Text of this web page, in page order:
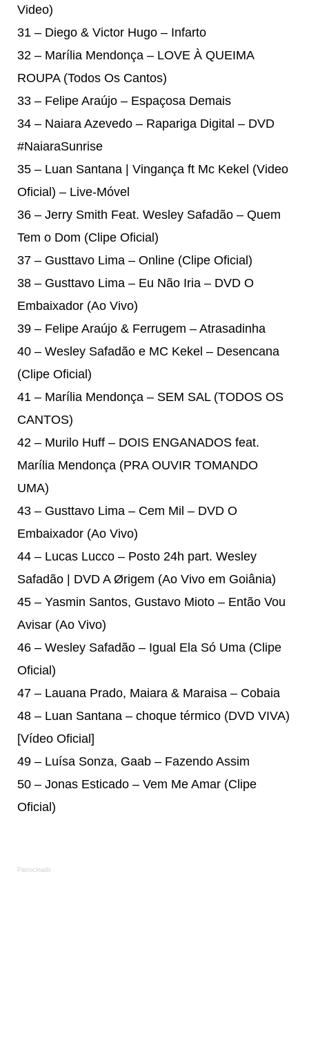
Video)
31 – Diego & Victor Hugo – Infarto
32 – Marília Mendonça – LOVE À QUEIMA
ROUPA (Todos Os Cantos)
33 – Felipe Araújo – Espaçosa Demais
34 – Naiara Azevedo – Rapariga Digital – DVD
#NaiaraSunrise
35 – Luan Santana | Vingança ft Mc Kekel (Video
Oficial) – Live-Móvel
36 – Jerry Smith Feat. Wesley Safadão – Quem
Tem o Dom (Clipe Oficial)
37 – Gusttavo Lima – Online (Clipe Oficial)
38 – Gusttavo Lima – Eu Não Iria – DVD O
Embaixador (Ao Vivo)
39 – Felipe Araújo & Ferrugem – Atrasadinha
40 – Wesley Safadão e MC Kekel – Desencana
(Clipe Oficial)
41 – Marília Mendonça – SEM SAL (TODOS OS
CANTOS)
42 – Murilo Huff – DOIS ENGANADOS feat.
Marília Mendonça (PRA OUVIR TOMANDO
UMA)
43 – Gusttavo Lima – Cem Mil – DVD O
Embaixador (Ao Vivo)
44 – Lucas Lucco – Posto 24h part. Wesley
Safadão | DVD A Ørigem (Ao Vivo em Goiânia)
45 – Yasmin Santos, Gustavo Mioto – Então Vou
Avisar (Ao Vivo)
46 – Wesley Safadão – Igual Ela Só Uma (Clipe
Oficial)
47 – Lauana Prado, Maiara & Maraisa – Cobaia
48 – Luan Santana – choque térmico (DVD VIVA)
[Vídeo Oficial]
49 – Luísa Sonza, Gaab – Fazendo Assim
50 – Jonas Esticado – Vem Me Amar (Clipe
Oficial)
Patrocinado